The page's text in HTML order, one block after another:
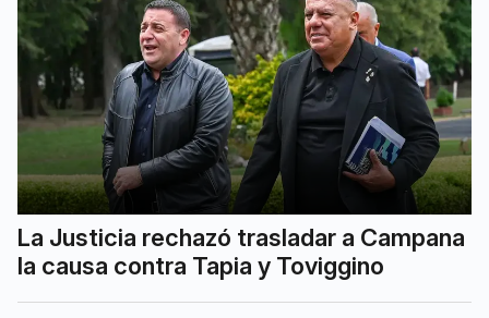
La Justicia rechazó trasladar a Campana
la causa contra Tapia y Toviggino